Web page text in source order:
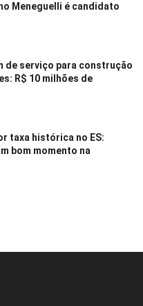
Meneguelli é candidato
de serviço para construção
R$ 10 milhões de
taxa histórica no ES:
bom momento na